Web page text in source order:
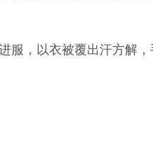
服，以衣被覆出汗方解